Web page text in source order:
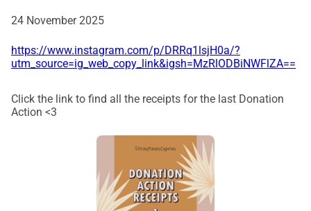
24 November 2025
https://www.instagram.com/p/DRRq1lsjH0a/?
utm_source=ig_web_copy_link&igsh=MzRlODBiNWFlZA==
Click the link to find all the receipts for the last Donation
Action <3